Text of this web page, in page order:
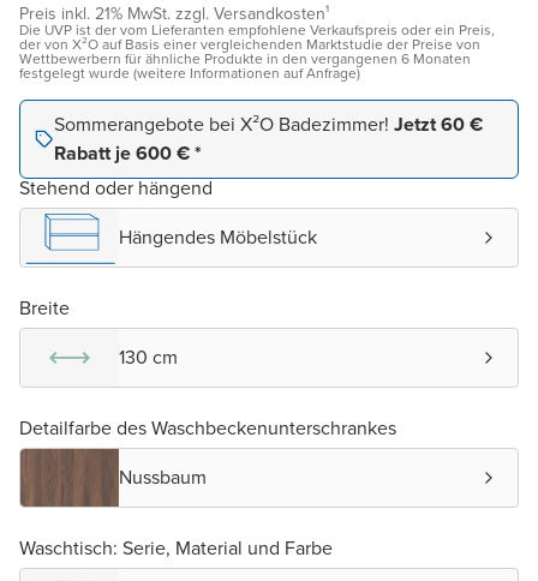
Preis inkl. 21% MwSt. zzgl. Versandkosten¹
Die UVP ist der vom Lieferanten empfohlene Verkaufspreis oder ein Preis,
der von X²O auf Basis einer vergleichenden Marktstudie der Preise von
Wettbewerbern für ähnliche Produkte in den vergangenen 6 Monaten
festgelegt wurde (weitere Informationen auf Anfrage)
Sommerangebote bei X²O Badezimmer! Jetzt 60 €
Rabatt je 600 € *
Stehend oder hängend
Hängendes Möbelstück
Breite
130 cm
Detailfarbe des Waschbeckenunterschrankes
Nussbaum
Waschtisch: Serie, Material und Farbe